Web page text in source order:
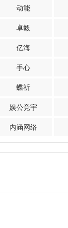
动能
卓毅
亿海
手心
蝶祈
娱公竞宇
内涵网络